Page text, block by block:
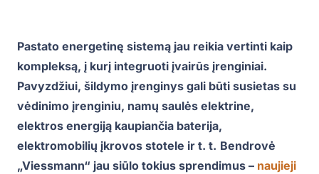
Pastato energetinę sistemą jau reikia vertinti kaip
kompleksą, į kurį integruoti įvairūs įrenginiai.
Pavyzdžiui, šildymo įrenginys gali būti susietas su
vėdinimo įrenginiu, namų saulės elektrine,
elektros energiją kaupiančia baterija,
elektromobilių įkrovos stotele ir t. t. Bendrovė
„Viessmann“ jau siūlo tokius sprendimus – naujieji